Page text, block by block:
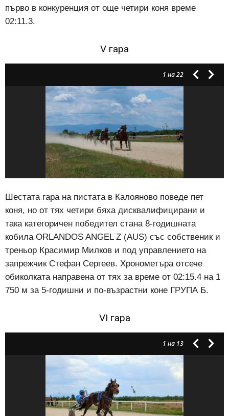
първо в конкуренция от още четири коня време
02:11.3.
V гара
1 на 22
Шестата гара на пистата в Калояново поведе пет
коня, но от тях четири бяха дисквалифицирани и
така категоричен победител стана 8-годишната
кобила ORLANDOS ANGEL Z (AUS) със собственик и
треньор Красимир Милков и под управлението на
запрежчик Стефан Сергеев. Хронометъра отсече
обиколката направена от тях за време от 02:15.4 на 1
750 м за 5-годишни и по-възрастни коне ГРУПА Б.
VI гара
1 на 13